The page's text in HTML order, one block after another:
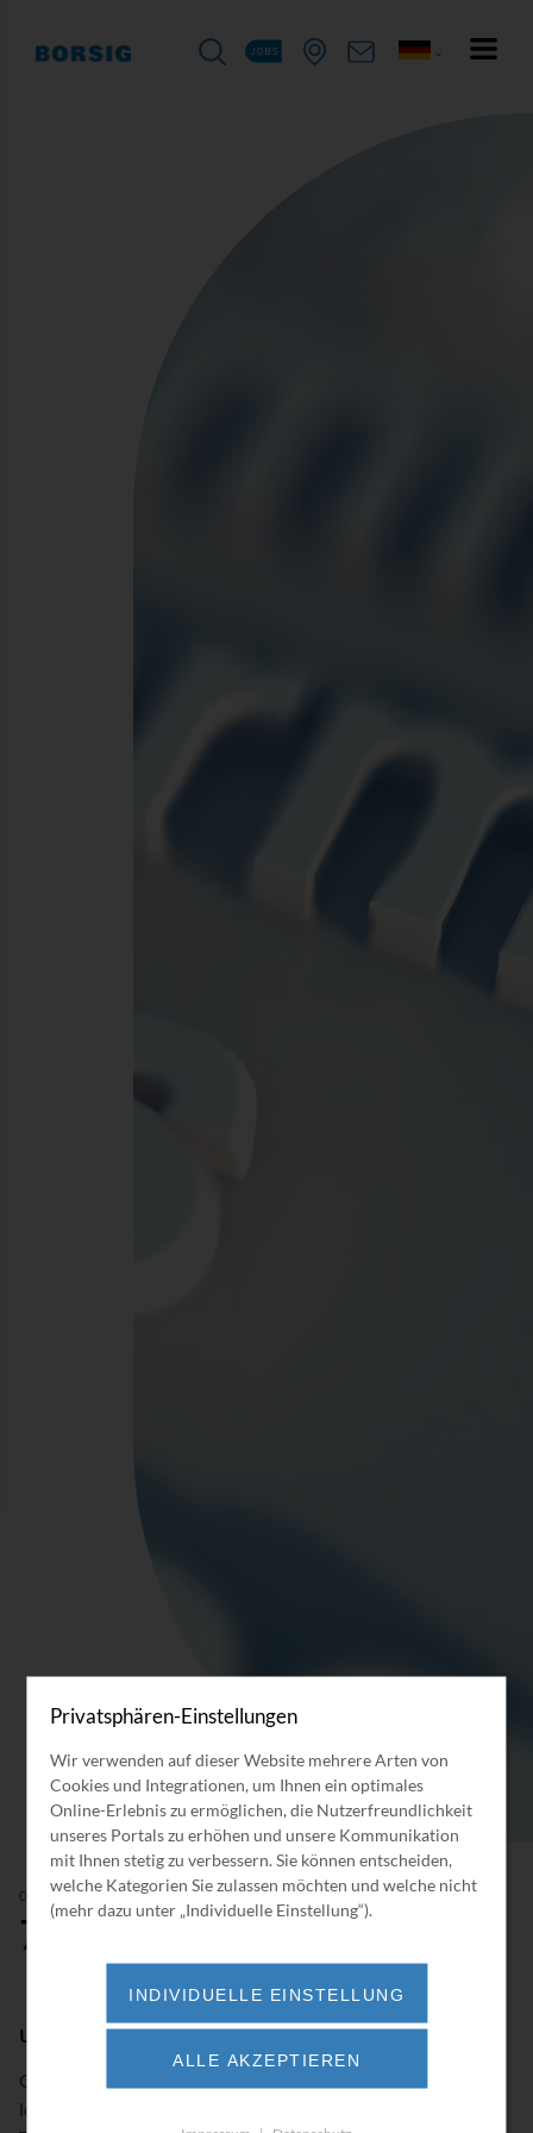
09/2023
75 Jahre Gladbeck
und dazu ein Richtfest
Gladbeck, 15.09.2023. Pünktlich um 15 Uhr ging es
los. Bei schönstem Sonnenschein und angenehmen
Privatsphären-Einstellungen
Wir verwenden auf dieser Website mehrere Arten von
Cookies und Integrationen, um Ihnen ein optimales
Online-Erlebnis zu ermöglichen, die Nutzerfreundlichkeit
unseres Portals zu erhöhen und unsere Kommunikation
mit Ihnen stetig zu verbessern. Sie können entscheiden,
welche Kategorien Sie zulassen möchten und welche nicht
(mehr dazu unter „Individuelle Einstellung“).
INDIVIDUELLE EINSTELLUNG
ALLE AKZEPTIEREN